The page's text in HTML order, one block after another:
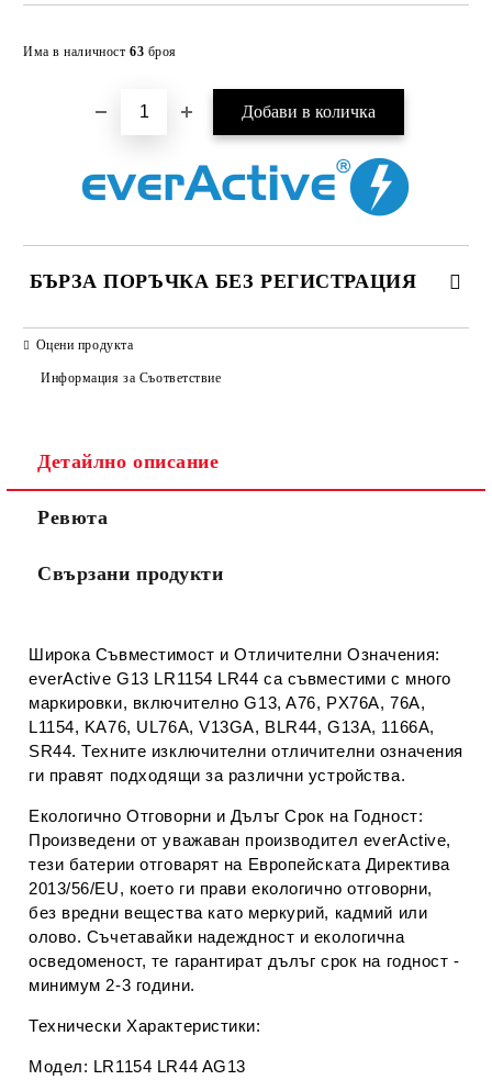
Има в наличност 63 броя
БЪРЗА ПОРЪЧКА БЕЗ РЕГИСТРАЦИЯ
Съгласен съм с
Ние ще се свържем с вас в рамките на работния ден.
Оцени продукта
Информация за Съответствие
Детайлно описание
Ревюта
Свързани продукти
Широка Съвместимост и Отличителни Означения:
everActive G13 LR1154 LR44 са съвместими с много
маркировки, включително G13, A76, PX76A, 76A,
L1154, KA76, UL76A, V13GA, BLR44, G13A, 1166A,
SR44. Техните изключителни отличителни означения
ги правят подходящи за различни устройства.
Екологично Отговорни и Дълъг Срок на Годност:
Произведени от уважаван производител everActive,
тези батерии отговарят на Европейската Директива
2013/56/EU, което ги прави екологично отговорни,
без вредни вещества като меркурий, кадмий или
олово. Съчетавайки надеждност и екологична
осведоменост, те гарантират дълъг срок на годност -
минимум 2-3 години.
Технически Характеристики:
Модел: LR1154 LR44 AG13